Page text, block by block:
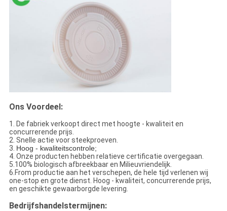
Ons Voordeel:
1. De fabriek verkoopt direct met hoogte - kwaliteit en
concurrerende prijs.
2. Snelle actie voor steekproeven.
3. Hoog - kwaliteitscontrole;
4. Onze producten hebben relatieve certificatie overgegaan.
5.100% biologisch afbreekbaar en Milieuvriendelijk.
6.From productie aan het verschepen, de hele tijd verlenen wij
one-stop en grote dienst. Hoog - kwaliteit, concurrerende prijs,
en geschikte gewaarborgde levering.
Bedrijfshandelstermijnen: